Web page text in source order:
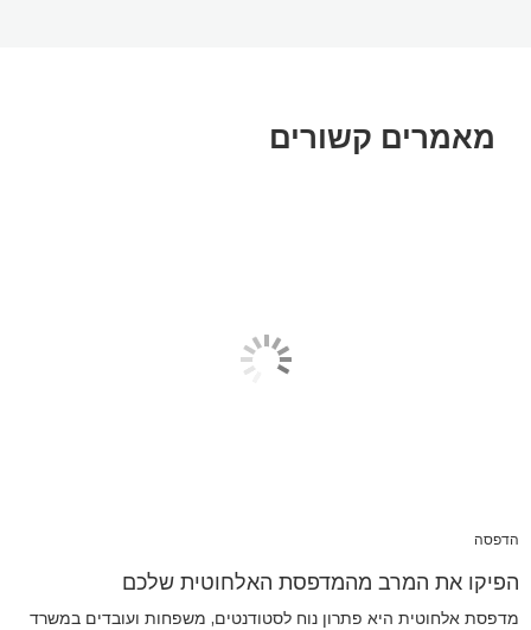
מאמרים קשורים
הדפסה
הפיקו את המרב מהמדפסת האלחוטית שלכם
מדפסת אלחוטית היא פתרון נוח לסטודנטים, משפחות ועובדים במשרד